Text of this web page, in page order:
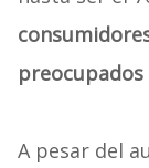
A pesar del